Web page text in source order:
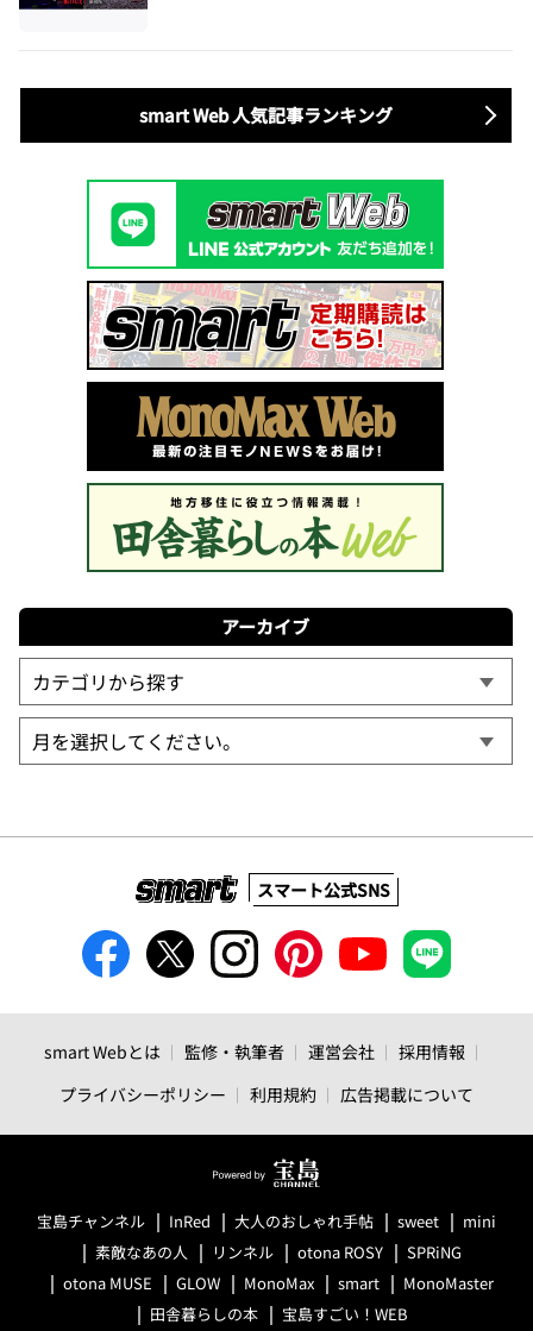
smart Web 人気記事ランキング
アーカイブ
スマート公式SNS
smart Webとは 監修・執筆者 運営会社
採用情報
プライバシーポリシー
利用規約 広告掲載について
宝島チャンネル InRed 大人のおしゃれ手帖 sweet
mini
素敵なあの人
リンネル otona ROSY
SPRiNG
otona MUSE
GLOW MonoMax smart
MonoMaster
田舎暮らしの本
宝島すごい！WEB